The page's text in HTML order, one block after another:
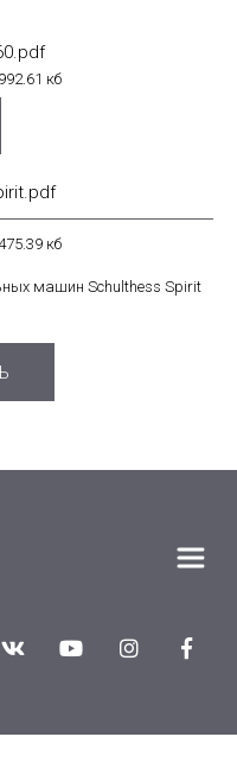
кб
кб
машин Schulthess Spirit